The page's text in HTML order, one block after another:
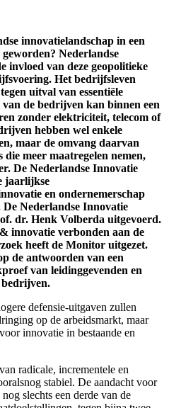
innovatielandschap in een
Nederlandse
invloed van deze geopolitieke
Het bedrijfsleven
uitval van essentiële
de bedrijven kan binnen een
zonder elektriciteit, telecom of
hebben wel enkele
maar de omvang daarvan
meer maatregelen nemen,
De Nederlandse Innovatie
jaarlijkse
en ondernemerschap
Nederlandse Innovatie
dr. Henk Volberda uitgevoerd.
innovatie verbonden aan de
heeft de Monitor uitgezet.
de antwoorden van een
van leidinggevenden en
bedrijven.
defensie-uitgaven zullen
op de arbeidsmarkt, maar
innovatie in bestaande en
radicale, incrementele en
stabiel. De aandacht voor
slechts een derde van de